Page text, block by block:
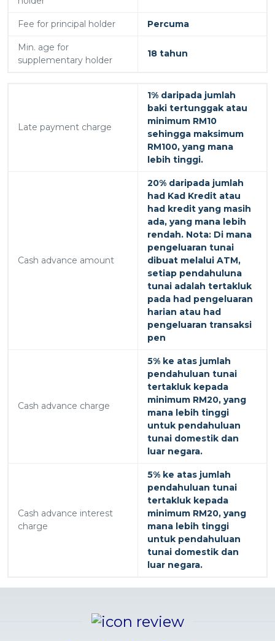
Fee for principal holder Percuma
Min. age for
supplementary holder
18 tahun
Late payment charge
1% daripada jumlah
baki tertunggak atau
minimum RM10
sehingga maksimum
RM100, yang mana
lebih tinggi.
Cash advance amount
20% daripada jumlah
had Kad Kredit atau
had kredit yang masih
ada, yang mana lebih
rendah. Nota: Di mana
pengeluaran tunai
dibuat melalui ATM,
setiap pendahuluna
tunai adalah tertakluk
pada had pengeluaran
harian atau had
pengeluaran transaksi
pen
Cash advance charge
5% ke atas jumlah
pendahuluan tunai
tertakluk kepada
minimum RM20, yang
mana lebih tinggi
untuk pendahuluan
tunai domestik dan
luar negara.
Cash advance interest
charge
5% ke atas jumlah
pendahuluan tunai
tertakluk kepada
minimum RM20, yang
mana lebih tinggi
untuk pendahuluan
tunai domestik dan
luar negara.